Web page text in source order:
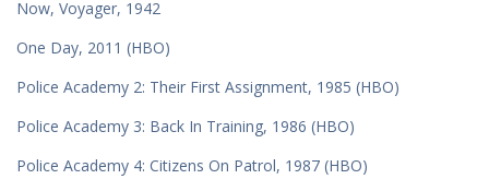
Now, Voyager, 1942
One Day, 2011 (HBO)
Police Academy 2: Their First Assignment, 1985 (HBO)
Police Academy 3: Back In Training, 1986 (HBO)
Police Academy 4: Citizens On Patrol, 1987 (HBO)